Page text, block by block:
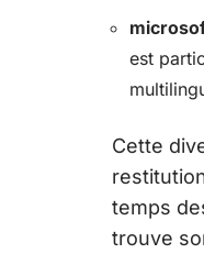
est
Cette
temps
trouve